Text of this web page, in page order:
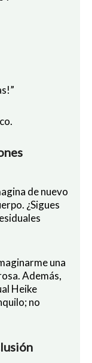
de nuevo
¿Sigues
una
Además,
Heike
no